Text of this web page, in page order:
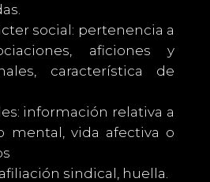
social: pertenencia a
aficiones y
característica de
información relativa a
mental, vida afectiva o
sindical, huella.